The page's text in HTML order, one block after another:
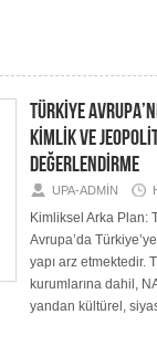
TÜRKİYE
KİMLİK VE
DEĞERLENDİRME
UPA-ADMIN
Kimliksel Arka Plan:
Avrupa’da
yapı arz etmektedir.
kurumlarına dahil,
yandan kültürel,